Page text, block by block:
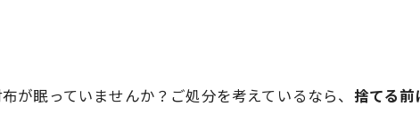
が眠っていませんか？ご処分を考えているなら、 捨てる前